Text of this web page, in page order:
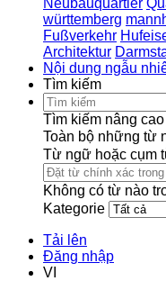
Neubauquartier
württemberg
Fußverkehr
Architektur
Nội dung ngẫu
Tìm kiếm
Tìm kiếm nâng cao
Toàn bộ những từ
Từ ngữ hoặc cụm
Không có từ nào
Kategorie
Tải lên
Đăng nhập
VI